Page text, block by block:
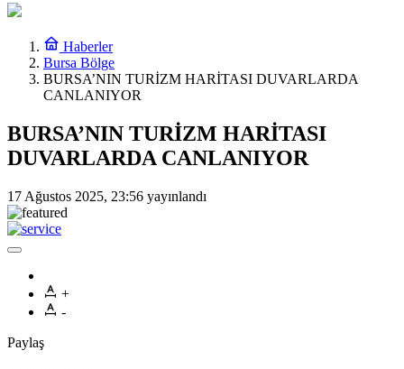
Haberler
Bursa Bölge
BURSA’NIN TURİZM HARİTASI DUVARLARDA
CANLANIYOR
BURSA’NIN TURİZM HARİTASI
DUVARLARDA CANLANIYOR
17 Ağustos 2025, 23:56 yayınlandı
+
-
Paylaş